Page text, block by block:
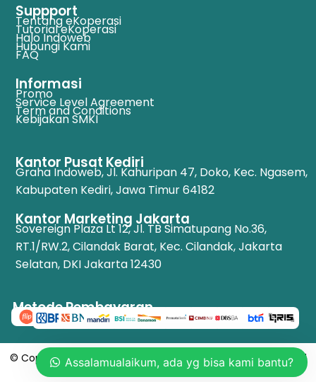
Suppport
Tentang eKoperasi
Tutorial eKoperasi
Halo Indoweb
Hubungi Kami
FAQ
Informasi
Promo
Service Level Agreement
Term and Conditions
Kebijakan SMKI
Kantor Pusat Kediri
Graha Indoweb, Jl. Kahuripan 47, Doko, Kec. Ngasem,
Kabupaten Kediri, Jawa Timur 64182
Kantor Marketing Jakarta
Sovereign Plaza Lt 12, Jl. TB Simatupang No.36,
RT.1/RW.2, Cilandak Barat, Kec. Cilandak, Jakarta
Selatan, DKI Jakarta 12430
Metode Pembayaran
© Copyright 2025 – eKoperasi.co.id Developed by Indoweb.id
Assalamualaikum, ada yg bisa kami bantu?